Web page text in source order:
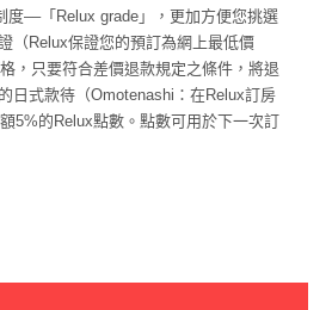
度––「Relux grade」，更加方便您挑選
（Relux保證您的預訂為網上最低價
，只要符合差價退款規定之條件，將退
日式款待（Omotenashi：在Relux訂房
5%的Relux點數。點數可用於下一次訂